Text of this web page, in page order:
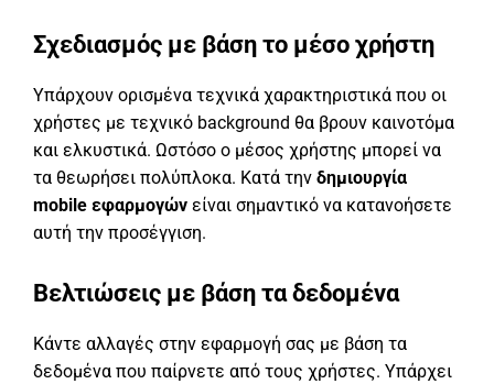
Σχεδιασμός με βάση το μέσο χρήστη
Υπάρχουν ορισμένα τεχνικά χαρακτηριστικά που οι
χρήστες με τεχνικό background θα βρουν καινοτόμα
και ελκυστικά. Ωστόσο ο μέσος χρήστης μπορεί να
τα θεωρήσει πολύπλοκα. Κατά την δημιουργία
mobile εφαρμογών είναι σημαντικό να κατανοήσετε
αυτή την προσέγγιση.
Βελτιώσεις με βάση τα δεδομένα
Κάντε αλλαγές στην εφαρμογή σας με βάση τα
δεδομένα που παίρνετε από τους χρήστες. Υπάρχει